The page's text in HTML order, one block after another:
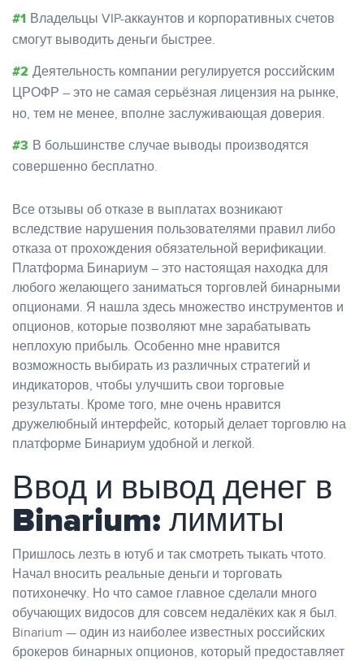
Владельцы VIP-аккаунтов и корпоративных счетов
смогут выводить деньги быстрее.
Деятельность компании регулируется российским
ЦРОФР – это не самая серьёзная лицензия на рынке,
но, тем не менее, вполне заслуживающая доверия.
В большинстве случае выводы производятся
совершенно бесплатно.
Все отзывы об отказе в выплатах возникают
вследствие нарушения пользователями правил либо
отказа от прохождения обязательной верификации.
Платформа Бинариум – это настоящая находка для
любого желающего заниматься торговлей бинарными
опционами. Я нашла здесь множество инструментов и
опционов, которые позволяют мне зарабатывать
неплохую прибыль. Особенно мне нравится
возможность выбирать из различных стратегий и
индикаторов, чтобы улучшить свои торговые
результаты. Кроме того, мне очень нравится
дружелюбный интерфейс, который делает торговлю на
платформе Бинариум удобной и легкой.
Ввод и вывод денег в
Binarium: лимиты
Пришлось лезть в ютуб и так смотреть тыкать чтото.
Начал вносить реальные деньги и торговать
потихонечку. Но что самое главное сделали много
обучающих видосов для совсем недалёких как я был.
Binarium — один из наиболее известных российских
брокеров бинарных опционов, который предоставляет